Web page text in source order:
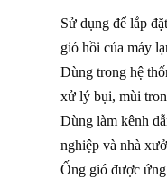
Sử dụng để lắp
gió hồi của máy
Dùng trong hệ
xử lý bụi, mùi
Dùng làm kênh
nghiệp và nhà
Ống gió được